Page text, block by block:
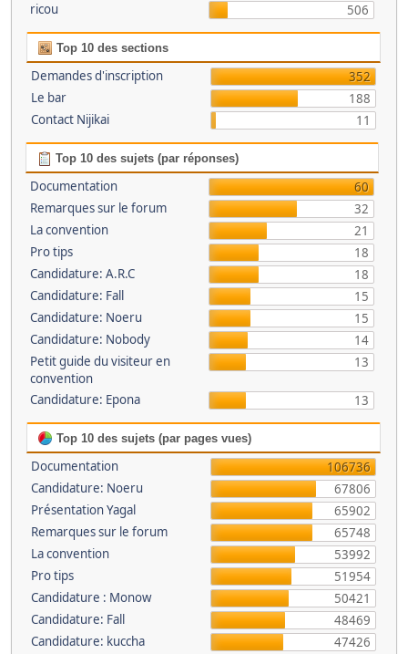
ricou
506
Top 10 des sections
Demandes d'inscription
352
Le bar
188
Contact Nijikai
11
Top 10 des sujets (par réponses)
Documentation
60
Remarques sur le forum
32
La convention
21
Pro tips
18
Candidature: A.R.C
18
Candidature: Fall
15
Candidature: Noeru
15
Candidature: Nobody
14
Petit guide du visiteur en
convention
13
Candidature: Epona 13
Top 10 des sujets (par pages vues)
Documentation
106736
Candidature: Noeru
67806
Présentation Yagal
65902
Remarques sur le forum
65748
La convention
53992
Pro tips
51954
Candidature : Monow
50421
Candidature: Fall
48469
Candidature: kuccha
47426